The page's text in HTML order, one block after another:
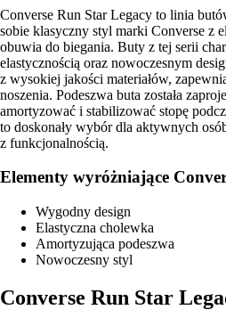
Converse Run Star Legacy to linia
sobie klasyczny styl marki Converse z
obuwia do biegania. Buty z tej serii
elastycznością oraz nowoczesnym
z wysokiej jakości materiałów,
noszenia. Podeszwa buta została
amortyzować i stabilizować stopę
to doskonały wybór dla aktywnych
z funkcjonalnością.
Elementy wyróżniające
Wygodny design
Elastyczna cholewka
Amortyzująca podeszwa
Nowoczesny styl
Converse Run Star